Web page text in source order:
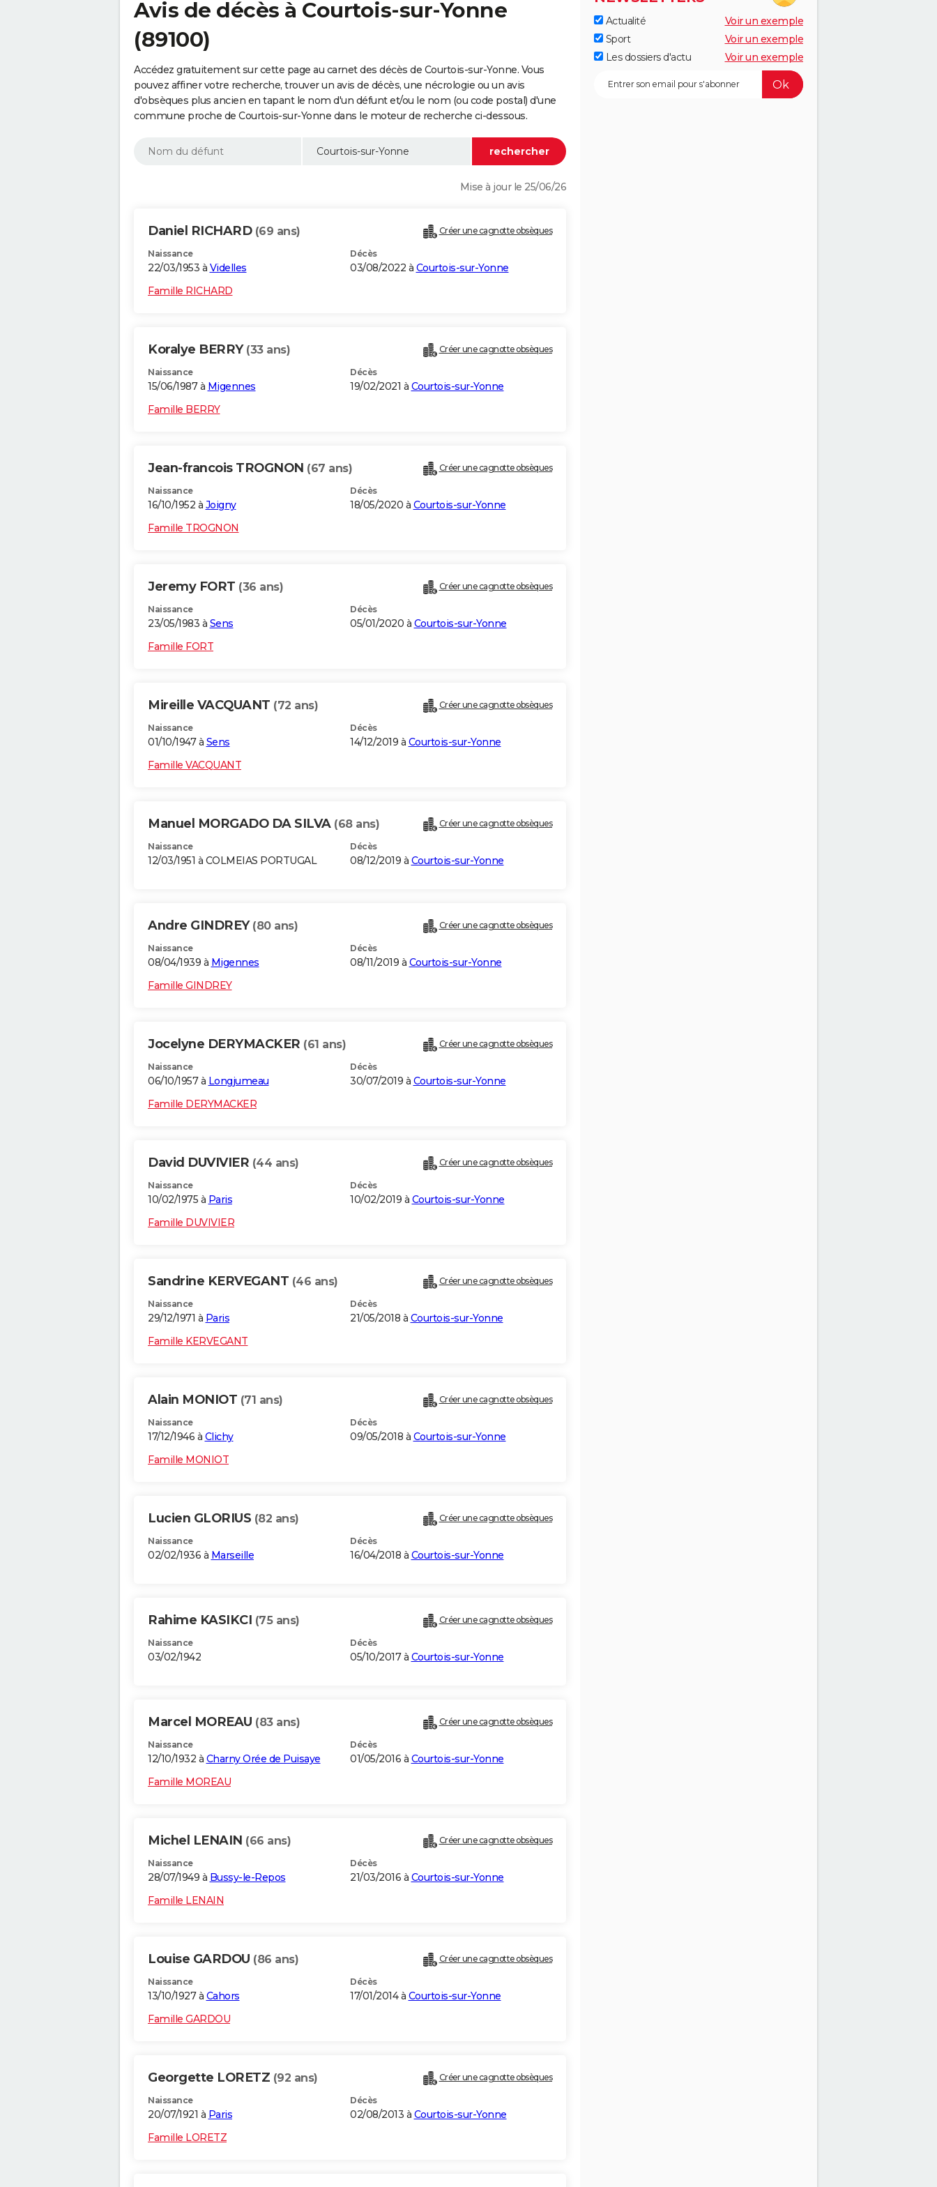
Avis de décès à Courtois-sur-Yonne
(89100)
Accédez gratuitement sur cette page au carnet des décès de Courtois-sur-Yonne. Vous
pouvez affiner votre recherche, trouver un avis de décès, une nécrologie ou un avis
d'obsèques plus ancien en tapant le nom d'un défunt et/ou le nom (ou code postal) d'une
commune proche de Courtois-sur-Yonne dans le moteur de recherche ci-dessous.
Mise à jour le 25/06/26
Daniel RICHARD (69 ans) Créer une cagnotte obsèques
Naissance
22/03/1953 à Videlles
Décès
03/08/2022 à Courtois-sur-Yonne
Famille RICHARD
Koralye BERRY (33 ans) Créer une cagnotte obsèques
Naissance
15/06/1987 à Migennes
Décès
19/02/2021 à Courtois-sur-Yonne
Famille BERRY
Jean-francois TROGNON (67 ans) Créer une cagnotte obsèques
Naissance
16/10/1952 à Joigny
Décès
18/05/2020 à Courtois-sur-Yonne
Famille TROGNON
Jeremy FORT (36 ans) Créer une cagnotte obsèques
Naissance
23/05/1983 à Sens
Décès
05/01/2020 à Courtois-sur-Yonne
Famille FORT
Mireille VACQUANT (72 ans) Créer une cagnotte obsèques
Naissance
01/10/1947 à Sens
Décès
14/12/2019 à Courtois-sur-Yonne
Famille VACQUANT
Manuel MORGADO DA SILVA (68 ans) Créer une cagnotte obsèques
Naissance
12/03/1951 à COLMEIAS PORTUGAL
Décès
08/12/2019 à Courtois-sur-Yonne
Andre GINDREY (80 ans) Créer une cagnotte obsèques
Naissance
08/04/1939 à Migennes
Décès
08/11/2019 à Courtois-sur-Yonne
Famille GINDREY
Jocelyne DERYMACKER (61 ans) Créer une cagnotte obsèques
Naissance
06/10/1957 à Longjumeau
Décès
30/07/2019 à Courtois-sur-Yonne
Famille DERYMACKER
David DUVIVIER (44 ans) Créer une cagnotte obsèques
Naissance
10/02/1975 à Paris
Décès
10/02/2019 à Courtois-sur-Yonne
Famille DUVIVIER
Sandrine KERVEGANT (46 ans) Créer une cagnotte obsèques
Naissance
29/12/1971 à Paris
Décès
21/05/2018 à Courtois-sur-Yonne
Famille KERVEGANT
Alain MONIOT (71 ans) Créer une cagnotte obsèques
Naissance
17/12/1946 à Clichy
Décès
09/05/2018 à Courtois-sur-Yonne
Famille MONIOT
Lucien GLORIUS (82 ans) Créer une cagnotte obsèques
Naissance
02/02/1936 à Marseille
Décès
16/04/2018 à Courtois-sur-Yonne
Rahime KASIKCI (75 ans) Créer une cagnotte obsèques
Naissance
03/02/1942
Décès
05/10/2017 à Courtois-sur-Yonne
Marcel MOREAU (83 ans) Créer une cagnotte obsèques
Naissance
12/10/1932 à Charny Orée de Puisaye
Décès
01/05/2016 à Courtois-sur-Yonne
Famille MOREAU
Michel LENAIN (66 ans) Créer une cagnotte obsèques
Naissance
28/07/1949 à Bussy-le-Repos
Décès
21/03/2016 à Courtois-sur-Yonne
Famille LENAIN
Louise GARDOU (86 ans) Créer une cagnotte obsèques
Naissance
13/10/1927 à Cahors
Décès
17/01/2014 à Courtois-sur-Yonne
Famille GARDOU
Georgette LORETZ (92 ans) Créer une cagnotte obsèques
Naissance
20/07/1921 à Paris
Décès
02/08/2013 à Courtois-sur-Yonne
Famille LORETZ
Actualité
Voir un exemple
Sport
Voir un exemple
Les dossiers d'actu
Voir un exemple